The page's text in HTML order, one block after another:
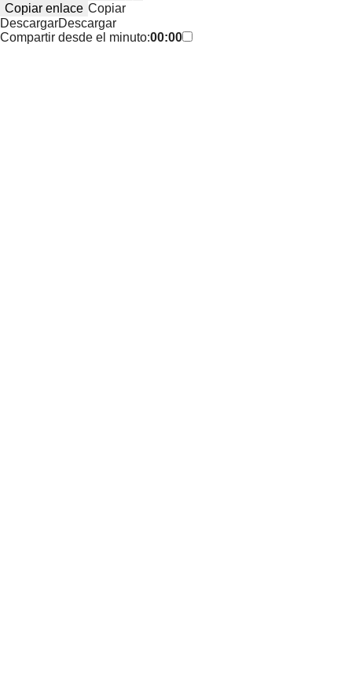
Copiar enlace Copiar
DescargarDescargar
Compartir desde el minuto:00:00